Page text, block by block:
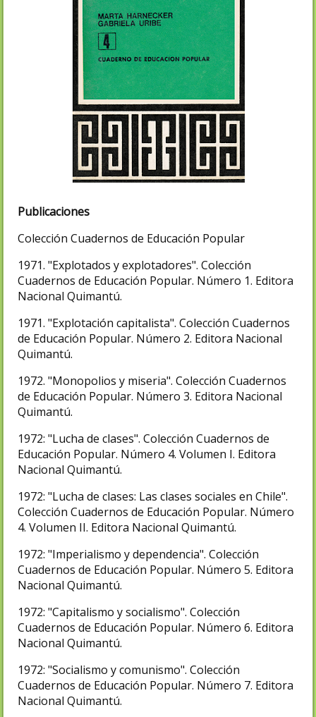
Publicaciones
Colección Cuadernos de Educación Popular
1971. "Explotados y explotadores". Colección
Cuadernos de Educación Popular. Número 1. Editora
Nacional Quimantú.
1971. "Explotación capitalista". Colección Cuadernos
de Educación Popular. Número 2. Editora Nacional
Quimantú.
1972. "Monopolios y miseria". Colección Cuadernos
de Educación Popular. Número 3. Editora Nacional
Quimantú.
1972: "Lucha de clases". Colección Cuadernos de
Educación Popular. Número 4. Volumen I. Editora
Nacional Quimantú.
1972: "Lucha de clases: Las clases sociales en Chile".
Colección Cuadernos de Educación Popular. Número
4. Volumen II. Editora Nacional Quimantú.
1972: "Imperialismo y dependencia". Colección
Cuadernos de Educación Popular. Número 5. Editora
Nacional Quimantú.
1972: "Capitalismo y socialismo". Colección
Cuadernos de Educación Popular. Número 6. Editora
Nacional Quimantú.
1972: "Socialismo y comunismo". Colección
Cuadernos de Educación Popular. Número 7. Editora
Nacional Quimantú.